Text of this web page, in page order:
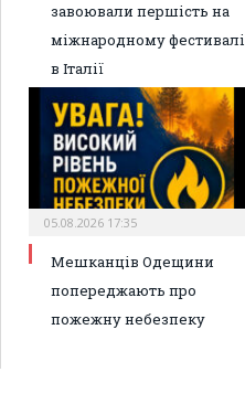
завоювали першість на
міжнародному фестивалі
в Італії
05.08.2026 17:35
Мешканців Одещини
попереджають про
пожежну небезпеку